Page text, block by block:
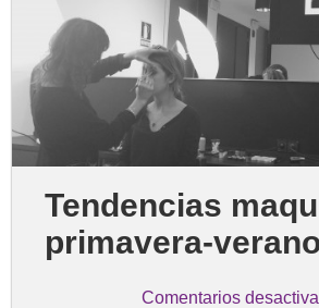
Tendencias
primavera-
Comentarios